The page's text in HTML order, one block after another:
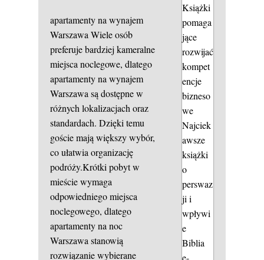
apartamenty na wynajem
Warszawa Wiele osób
preferuje bardziej kameralne
miejsca noclegowe, dlatego
apartamenty na wynajem
Warszawa są dostępne w
różnych lokalizacjach oraz
standardach. Dzięki temu
goście mają większy wybór,
co ułatwia organizację
podróży.Krótki pobyt w
mieście wymaga
odpowiedniego miejsca
noclegowego, dlatego
apartamenty na noc
Warszawa stanowią
rozwiązanie wybierane
Książki
pomaga
jące
rozwijać
kompet
encje
bizneso
we
Najciek
awsze
książki
o
perswaz
ji i
wpływi
e
Biblia
e-